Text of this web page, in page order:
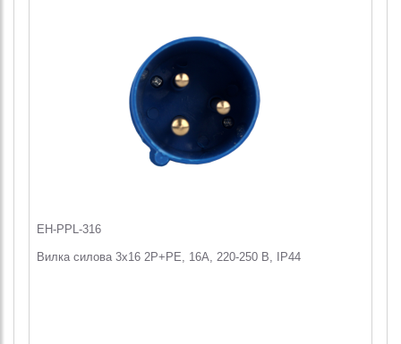
EH-PPL-316
Вилка силова 3x16 2P+PE, 16А, 220-250 В, IP44